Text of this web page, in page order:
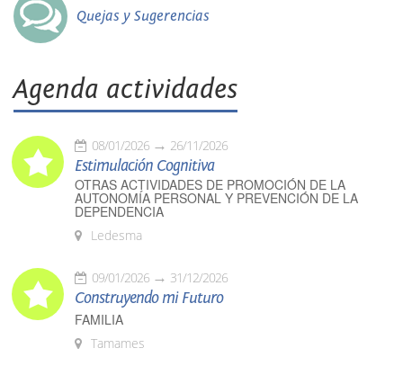
Quejas y Sugerencias
Agenda actividades
08/01/2026 26/11/2026
Estimulación Cognitiva
OTRAS ACTIVIDADES DE PROMOCIÓN DE LA
AUTONOMÍA PERSONAL Y PREVENCIÓN DE LA
DEPENDENCIA
Ledesma
09/01/2026 31/12/2026
Construyendo mi Futuro
FAMILIA
Tamames